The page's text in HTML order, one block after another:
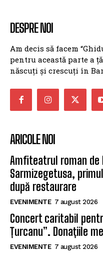
DESPRE NOI
Am decis să facem
pentru această parte a
născuți și crescuți în
ARICOLE NOI
Amfiteatrul roman de
Sarmizegetusa,
după restaurare
EVENIMENTE 7 august 2026
Concert caritabil
Țurcanu”. Donațiile
EVENIMENTE 7 august 2026